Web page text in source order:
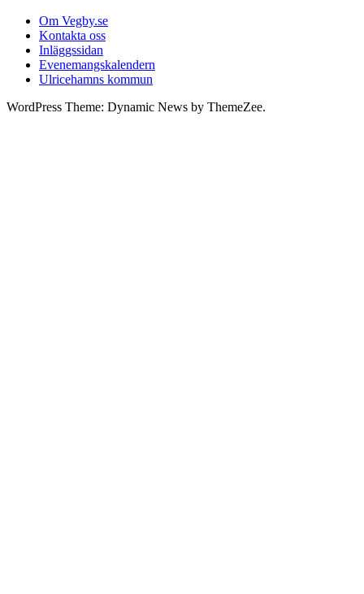
Om Vegby.se
Kontakta oss
Inläggssidan
Evenemangskalendern
Ulricehamns kommun
WordPress Theme: Dynamic News by ThemeZee.